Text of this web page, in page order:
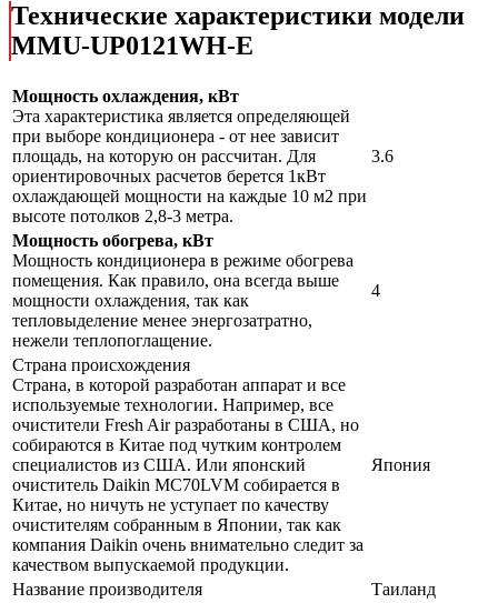
Технические характеристики модели
MMU-UP0121WH-E
Мощность охлаждения, кВт
Эта характеристика является определяющей
при выборе кондиционера - от нее зависит
площадь, на которую он рассчитан. Для
ориентировочных расчетов берется 1кВт
охлаждающей мощности на каждые 10 м2 при
высоте потолков 2,8-3 метра.
3.6
Мощность обогрева, кВт
Мощность кондиционера в режиме обогрева
помещения. Как правило, она всегда выше
мощности охлаждения, так как
тепловыделение менее энергозатратно,
нежели теплопоглащение.
4
Страна происхождения
Страна, в которой разработан аппарат и все
используемые технологии. Например, все
очистители Fresh Air разработаны в США, но
собираются в Китае под чутким контролем
специалистов из США. Или японский
очиститель Daikin MC70LVM собирается в
Китае, но ничуть не уступает по качеству
очистителям собранным в Японии, так как
компания Daikin очень внимательно следит за
качеством выпускаемой продукции.
Япония
Название производителя
Таиланд